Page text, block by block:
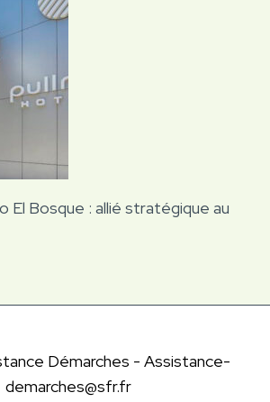
El Bosque : allié stratégique au
Démarches - Assistance-
demarches@sfr.fr